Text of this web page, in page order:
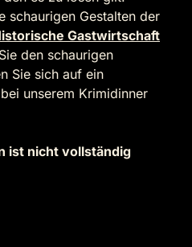
schaurigen Gestalten der
Gastwirtschaft
den schaurigen
Sie sich auf ein
unserem Krimidinner
ist nicht vollständig